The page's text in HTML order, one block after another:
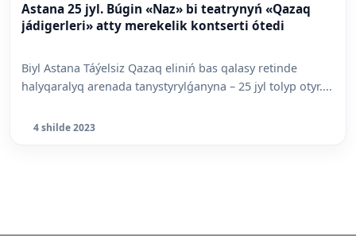
Astana 25 jyl. Búgin «Naz» bi teatrynyń «Qazaq
jádigerleri» atty merekelik kontserti ótedi
Biyl Astana Táýelsiz Qazaq eliniń bas qalasy retinde
halyqaralyq arenada tanystyrylǵanyna – 25 jyl tolyp otyr....
4 shilde 2023